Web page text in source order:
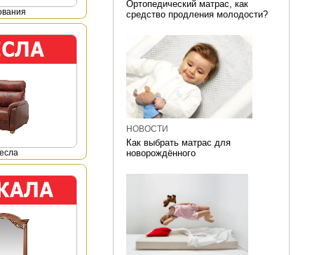
Ортопедический матрас, как
средство продления молодости?
НОВОСТИ
Как выбрать матрас для
новорождённого